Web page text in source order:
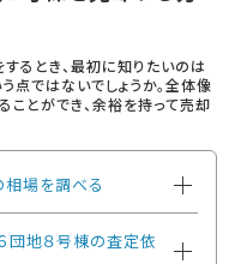
るとき、最初に知りたいのは
点ではないでしょうか。全体像
ことができ、余裕を持って売却
相場を調べる
団地８号棟の査定依